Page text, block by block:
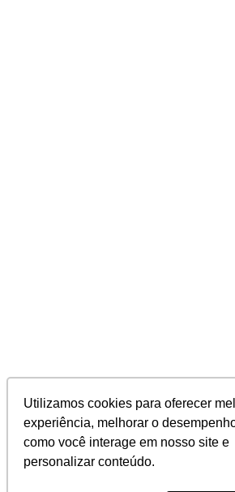
Utilizamos cookies para oferecer
experiência, melhorar o
como você interage em nosso site e
personalizar conteúdo.